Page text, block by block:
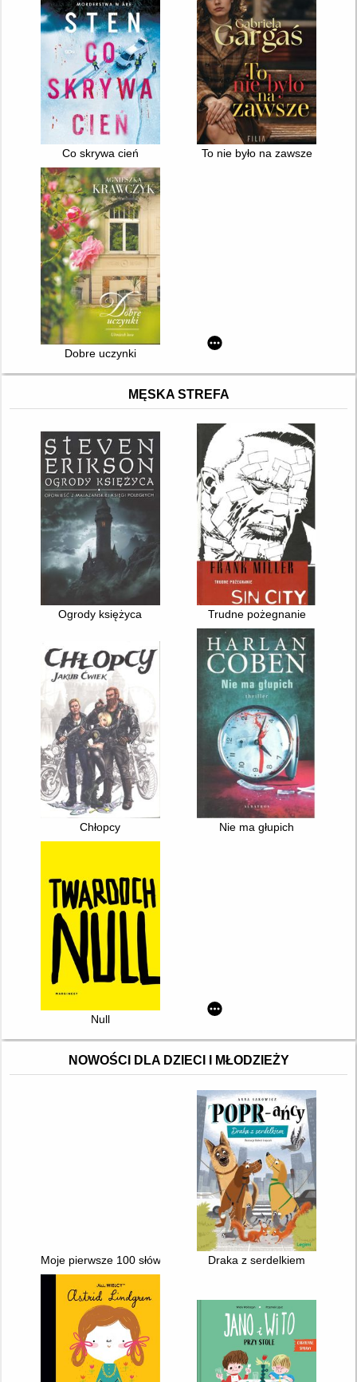
Co skrywa cień To nie było na zawsze
Dobre uczynki
MĘSKA STREFA
Ogrody księżyca Trudne pożegnanie
Chłopcy Nie ma głupich
Null
NOWOŚCI DLA DZIECI I MŁODZIEŻY
Moje pierwsze 100 słów : nauka Draka z serdelkiem